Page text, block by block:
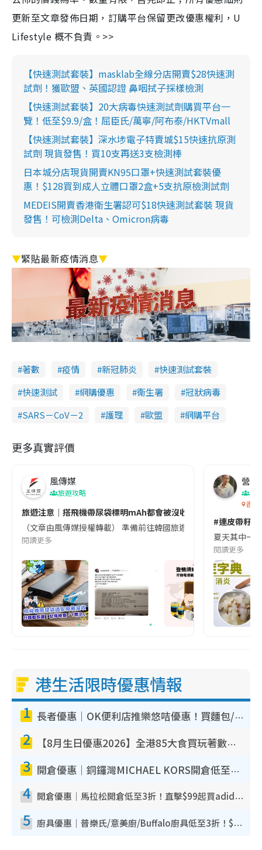
更新至文章發佈日期，訂購平台保留更改優惠權利，U
Lifestyle 概不負責。>>
【快速測試套裝】masklab全線分店開賣$28快速測
試劑！獲歐盟、英國認證 鼻咽拭子採樣檢測
【快速測試套裝】20大病毒快速測試劑購買平台一
覽！低至$9.9/盒！屈臣氏/萬寧/阿布泰/HKTVmall
【快速測試套裝】深水埗電子特賣城$15快速抗原測
試劑 現貨發售！買10支再送3支檢測棒
日本城分店現貨開賣KN95口罩+快速測試套裝優
惠！$128買到成人立體口罩2盒+5支抗原檢測試劑
MEDEIS開賣香港衛生署認可$18快速測試套裝 現貨
發售！可檢測Delta、Omicron病毒
▼緊貼最新疫情消息▼
著數 疫情 新冠肺炎
快速測試套裝
快速測試
網購優惠 衞生署
冠狀病毒
SARS－CoV－2
護理 歐盟 網購平台
更多真實評價
風傳媒
旅遊攻略
旅遊注意｜搭飛機帶尿袋標明mAh都會被沒收😱出發前切記檢查
（文章由風傳媒授權轉載） 準備前往韓國旅遊的民眾，近期要
閱讀更多
營養
香港
#連皮帶籽
夏天其中一
閱讀更多
港生活限時優惠情報
1 長者優惠｜OK便利店推樂悠咭優惠！買麵包/牛奶/保健品拍卡即減
2 【8月生日優惠2026】全港85大食買玩著數攻略 自助餐/火鍋放題同行免費＋誠品/DONKI送現金券
3 開倉優惠｜銅鑼灣MICHAEL KORS開倉低至17折！直擊$500起買手袋/銀包/鞋款 必買經典Jet Set系列
4 開倉優惠｜馬拉松開倉低至3折！直擊$99起買adidas／New Balance／Puma鞋款 STANLEY保溫杯劈價至$119起
5 廚具優惠｜普樂氏/意美廚/Buffalo廚具低至3折！$89起買煎鍋／炒鑊／個人鍋 同場小家電激減至$99起